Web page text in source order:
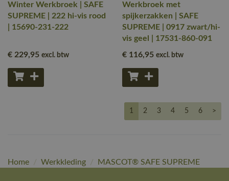
Winter Werkbroek | SAFE
SUPREME | 222 hi-vis rood
| 15690-231-222
€ 229,95 excl. btw
Werkbroek met
spijkerzakken | SAFE
SUPREME | 0917 zwart/hi-
vis geel | 17531-860-091
€ 116,95 excl. btw
1 2 3 4 5 6 >
Home / Werkkleding / MASCOT® SAFE SUPREME